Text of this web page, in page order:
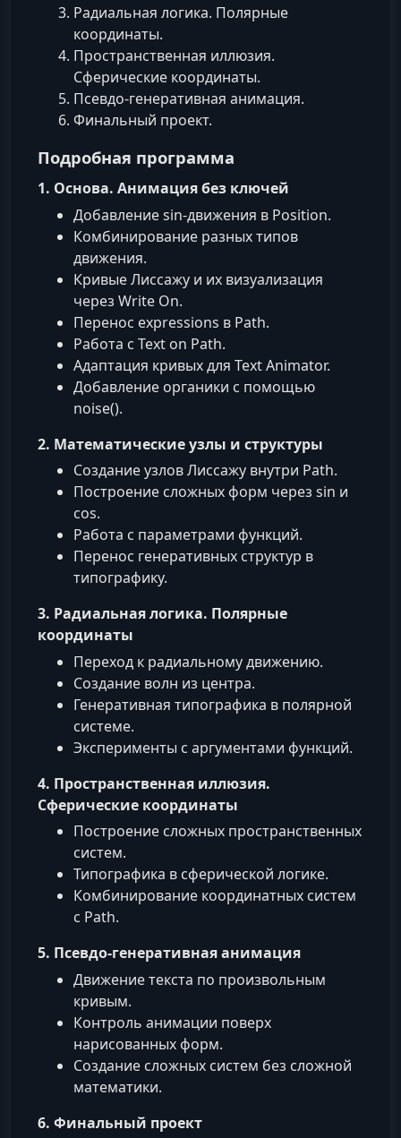
Радиальная логика. Полярные
координаты.
Пространственная иллюзия.
Сферические координаты.
Псевдо‑генеративная анимация.
Финальный проект.
Подробная программа
1. Основа. Анимация без ключей
Добавление sin‑движения в Position.
Комбинирование разных типов
движения.
Кривые Лиссажу и их визуализация
через Write On.
Перенос expressions в Path.
Работа с Text on Path.
Адаптация кривых для Text Animator.
Добавление органики с помощью
noise().
2. Математические узлы и структуры
Создание узлов Лиссажу внутри Path.
Построение сложных форм через sin и
cos.
Работа с параметрами функций.
Перенос генеративных структур в
типографику.
3. Радиальная логика. Полярные
координаты
Переход к радиальному движению.
Создание волн из центра.
Генеративная типографика в полярной
системе.
Эксперименты с аргументами функций.
4. Пространственная иллюзия.
Сферические координаты
Построение сложных пространственных
систем.
Типографика в сферической логике.
Комбинирование координатных систем
с Path.
5. Псевдо‑генеративная анимация
Движение текста по произвольным
кривым.
Контроль анимации поверх
нарисованных форм.
Создание сложных систем без сложной
математики.
6. Финальный проект